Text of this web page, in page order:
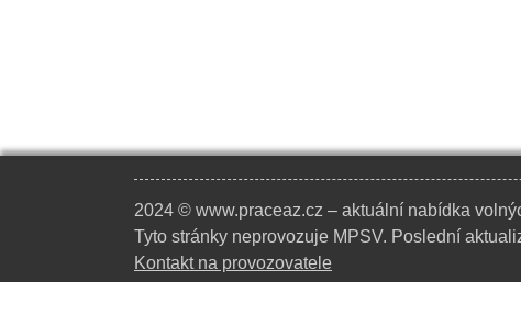
2024 © www.praceaz.cz – aktuální nabídka
Tyto stránky neprovozuje MPSV. Poslední
Kontakt na provozovatele